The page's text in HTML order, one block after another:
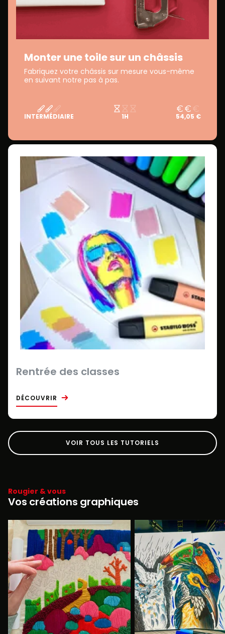
Monter une toile sur un châssis
Fabriquez votre châssis sur mesure vous-même
en suivant notre pas à pas.
INTERMÉDIAIRE 1H 54,05 €
Rentrée des classes
DÉCOUVRIR
VOIR TOUS LES TUTORIELS
Rougier & vous
Vos créations graphiques